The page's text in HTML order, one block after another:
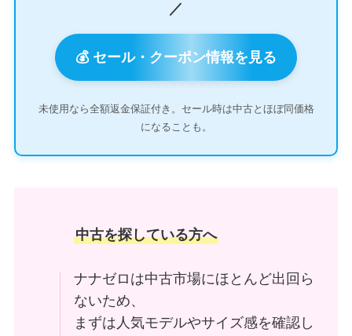
／
💰 セール・クーポン情報を見る
未使用なら全額返金保証付き。セール時は中古とほぼ同価格
になることも。
中古を探している方へ
ナナゼロは中古市場にほとんど出回ら
ないため、
まずは人気モデルやサイズ感を確認し